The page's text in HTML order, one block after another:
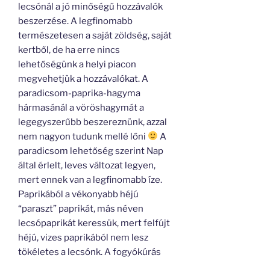
lecsónál a jó minőségű hozzávalók
beszerzése. A legfinomabb
természetesen a saját zöldség, saját
kertből, de ha erre nincs
lehetőségünk a helyi piacon
megvehetjük a hozzávalókat. A
paradicsom-paprika-hagyma
hármasánál a vöröshagymát a
legegyszerűbb beszereznünk, azzal
nem nagyon tudunk mellé lőni
A
paradicsom lehetőség szerint Nap
által érlelt, leves változat legyen,
mert ennek van a legfinomabb íze.
Paprikából a vékonyabb héjú
“paraszt” paprikát, más néven
lecsópaprikát keressük, mert felfújt
héjú, vizes paprikából nem lesz
tökéletes a lecsónk. A fogyókúrás